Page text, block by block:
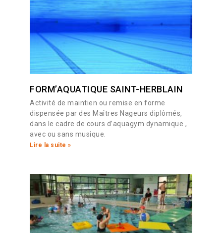
FORM’AQUATIQUE SAINT-HERBLAIN
Activité de maintien ou remise en forme
dispensée par des Maîtres Nageurs diplômés,
dans le cadre de cours d’aquagym dynamique ,
avec ou sans musique.
Lire la suite »